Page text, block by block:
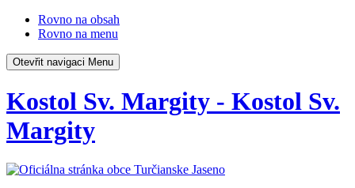
Rovno na obsah
Rovno na menu
Otevřit navigaci Menu
Kostol Sv. Margity - Kostol Sv.
Margity